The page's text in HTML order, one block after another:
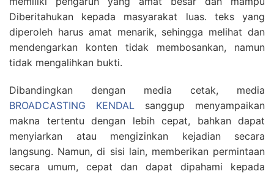
Diberitahukan kepada masyarakat luas. teks yang
diperoleh harus amat menarik, sehingga melihat dan
mendengarkan konten tidak membosankan, namun
tidak mengalihkan bukti.
Dibandingkan dengan media cetak, media
BROADCASTING KENDAL sanggup menyampaikan
makna tertentu dengan lebih cepat, bahkan dapat
menyiarkan atau mengizinkan kejadian secara
langsung. Namun, di sisi lain, memberikan permintaan
secara umum, cepat dan dapat dipahami kepada